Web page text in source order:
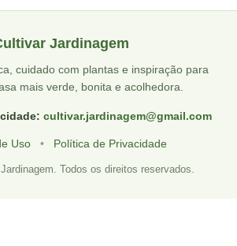
Jardinagem
cuidado com plantas e inspiração para
mais verde, bonita e acolhedora.
cultivar.jardinagem@gmail.com
Uso • Política de Privacidade
Todos os direitos reservados.